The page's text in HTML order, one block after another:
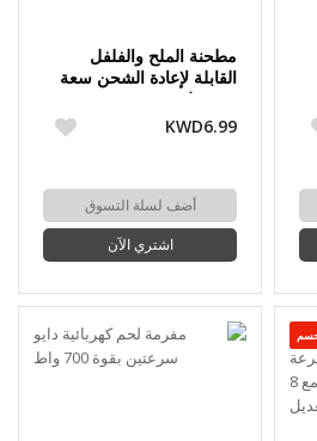
مطحنة الملح والفلفل
القابلة لإعادة الشحن سعة
KWD6.99
أضف لسلة التسوق
اشتري الآن